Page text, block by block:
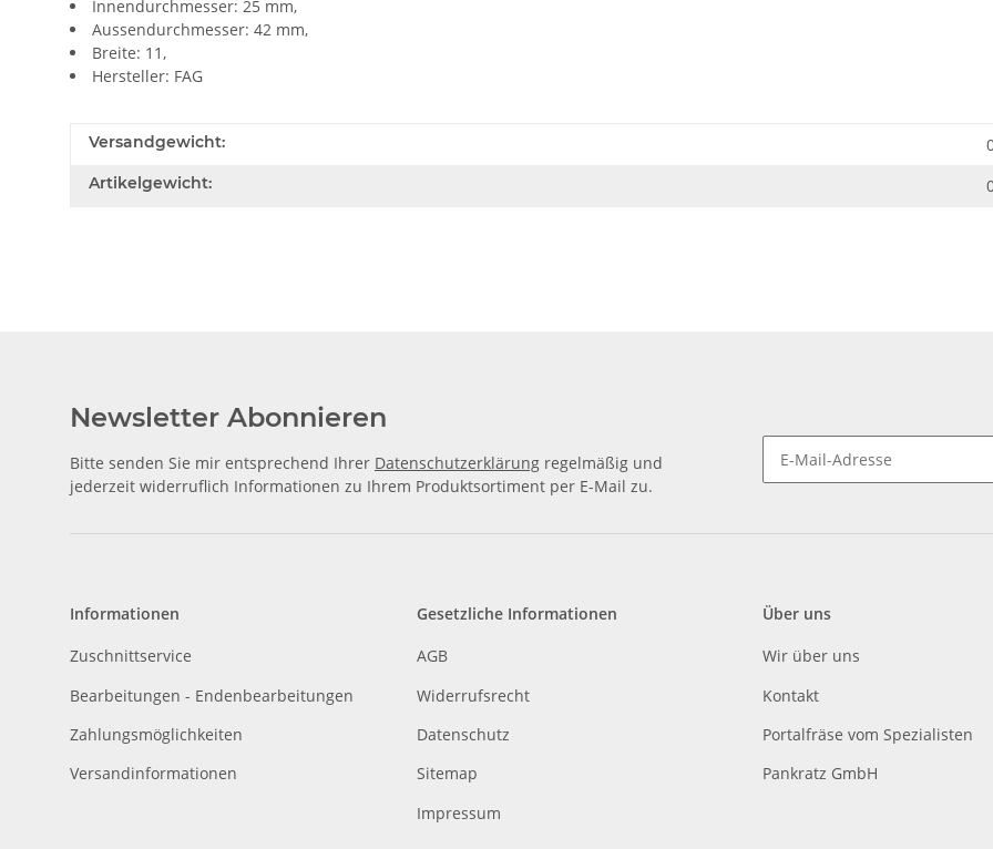
Innendurchmesser: 25 mm,
Aussendurchmesser: 42 mm,
Breite: 11,
Hersteller: FAG
Versandgewicht:
Artikelgewicht:
Newsletter Abonnieren
Bitte senden Sie mir entsprechend Ihrer Datenschutzerklärung regelmäßig und
jederzeit widerruflich Informationen zu Ihrem Produktsortiment per E-Mail zu.
Informationen
Zuschnittservice
Bearbeitungen - Endenbearbeitungen
Zahlungsmöglichkeiten
Versandinformationen
Gesetzliche Informationen
AGB
Widerrufsrecht
Datenschutz
Sitemap
Impressum
Über uns
Wir über uns
Kontakt
Portalfräse vom Spezialisten
Pankratz GmbH